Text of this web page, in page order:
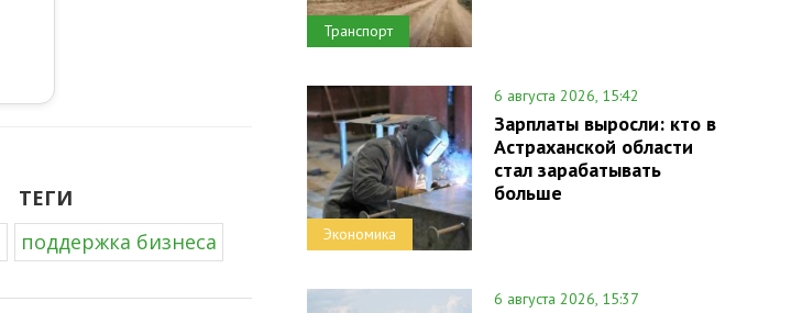
ТЕГИ
поддержка бизнеса
Транспорт
Экономика
6 августа 2026, 15:42
Зарплаты выросли: кто в
Астраханской области
стал зарабатывать
больше
6 августа 2026, 15:37